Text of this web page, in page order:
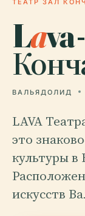
ТЕАТР ЗАЛ
Lava
ВАЛЬЯДОЛИД
LAVA
это
культуры в
искусств